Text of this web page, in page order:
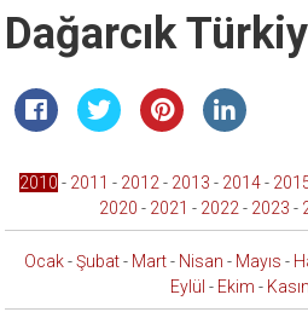
Önce
Türkiye
Dağarcık
2010 - 2011 - 2012 - 2013 - 2014-
2020 - 2021 - 2022 - 2023 -
Ocak-Şubat- Mart- Nisan - Mayıs -
Eylül - Ekim -